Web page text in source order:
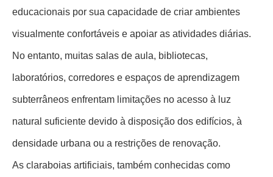
educacionais por sua capacidade de criar ambientes
visualmente confortáveis ​​e apoiar as atividades diárias.
No entanto, muitas salas de aula, bibliotecas,
laboratórios, corredores e espaços de aprendizagem
subterrâneos enfrentam limitações no acesso à luz
natural suficiente devido à disposição dos edifícios, à
densidade urbana ou a restrições de renovação.
As claraboias artificiais, também conhecidas como